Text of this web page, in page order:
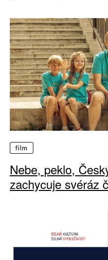
film
Nebe, peklo,
zachycuje svéráz